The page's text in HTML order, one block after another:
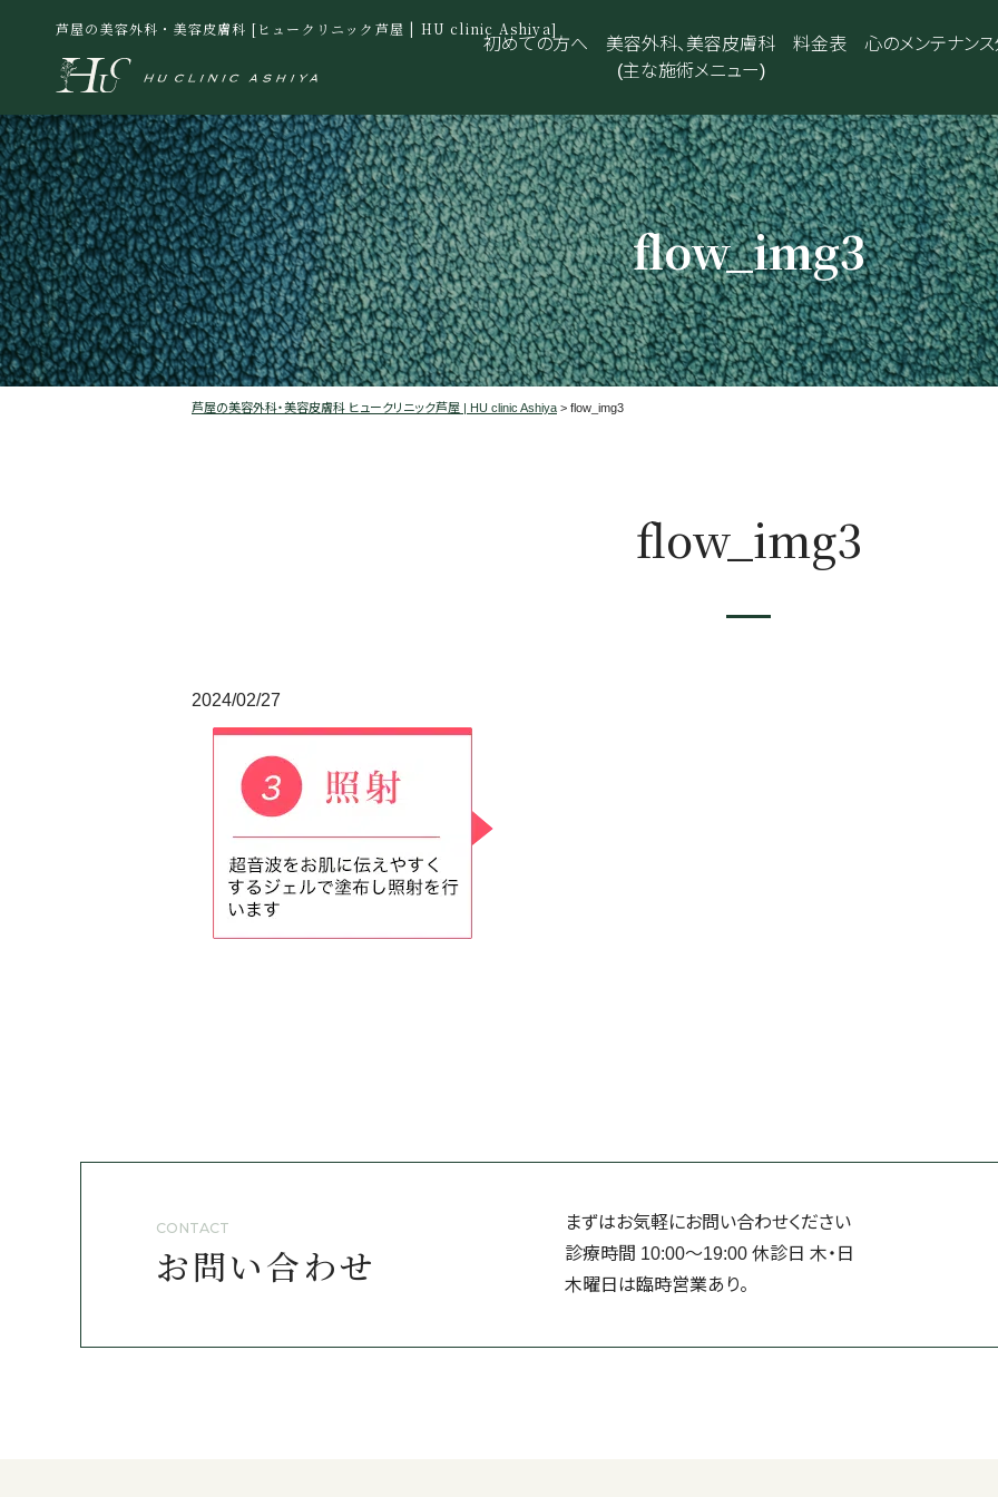
芦屋の美容外科・美容皮膚科 [ヒュークリニック芦屋 | HU clinic Ashiya]
初めての方へ
美容外科、美容皮膚科
(主な施術メニュー)
料金表 心のメンテナン
flow_img3
芦屋の美容外科・美容皮膚科 ヒュークリニック芦屋 | HU clinic Ashiya > flow_img3
flow_img3
2024/02/27
CONTACT
お問い合わせ
まずはお気軽にお問い合わせください
診療時間 10:00～19:00 休診日 ⽊・⽇
⽊曜日は臨時営業あり。